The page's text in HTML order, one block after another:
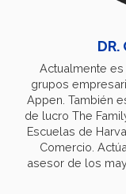
DR.
Actualmente
grupos
Appen. También
de lucro The
Escuelas de
Comercio.
asesor de los